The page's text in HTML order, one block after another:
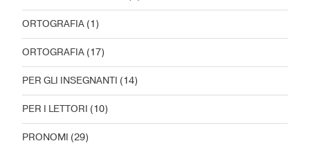
ORTOGRAFIA (1)
ORTOGRAFIA (17)
PER GLI INSEGNANTI (14)
PER I LETTORI (10)
PRONOMI (29)